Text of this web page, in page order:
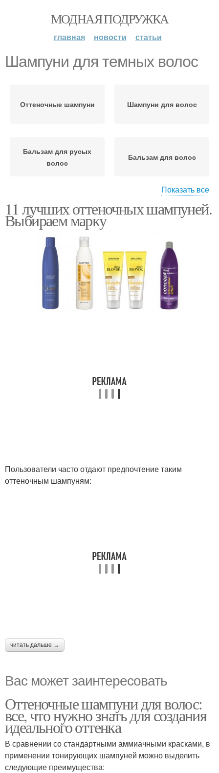
МОДНАЯ ПОДРУЖКА
главная новости статьи
Шампуни для темных волос
Оттеночные шампуни Шампуни для волос
Бальзам для русых
волос
Бальзам для волос
блондинок
блондинок
Бальзамы для волос Оттеночный шампунь
Показать все
11 лучших оттеночных шампуней.
Выбираем марку
Пользователи часто отдают предпочтение таким
оттеночным шампуням:
читать дальше →
Вас может заинтересовать
Оттеночные шампуни для волос:
все, что нужно знать для создания
идеального оттенка
В сравнении со стандартными аммиачными красками, в
применении тонирующих шампуней можно выделить
следующие преимущества: